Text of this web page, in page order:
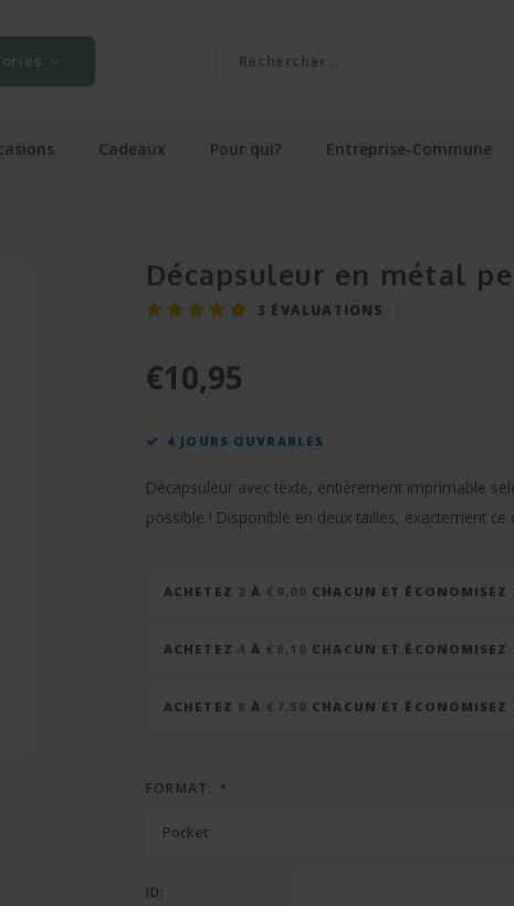
Cadeaux Pour qui? Entreprise-Commune
Décapsuleur en métal
3 ÉVALUATIONS
€10,95
4 JOURS OUVRABLES
Décapsuleur avec texte, entièrement imprimable
possible ! Disponible en deux tailles, exactement ce
ACHETEZ 2 À €9,00 CHACUN ET ÉCONOMISEZ
ACHETEZ 4 À €8,10 CHACUN ET ÉCONOMISEZ
ACHETEZ 8 À €7,50 CHACUN ET ÉCONOMISEZ
FORMAT: *
Pocket
ID: